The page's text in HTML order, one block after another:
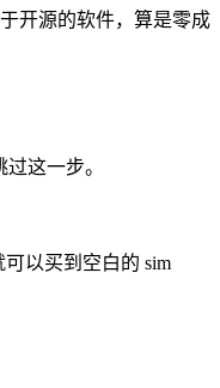
开源的软件，算是零成
这一步。
以买到空白的 sim